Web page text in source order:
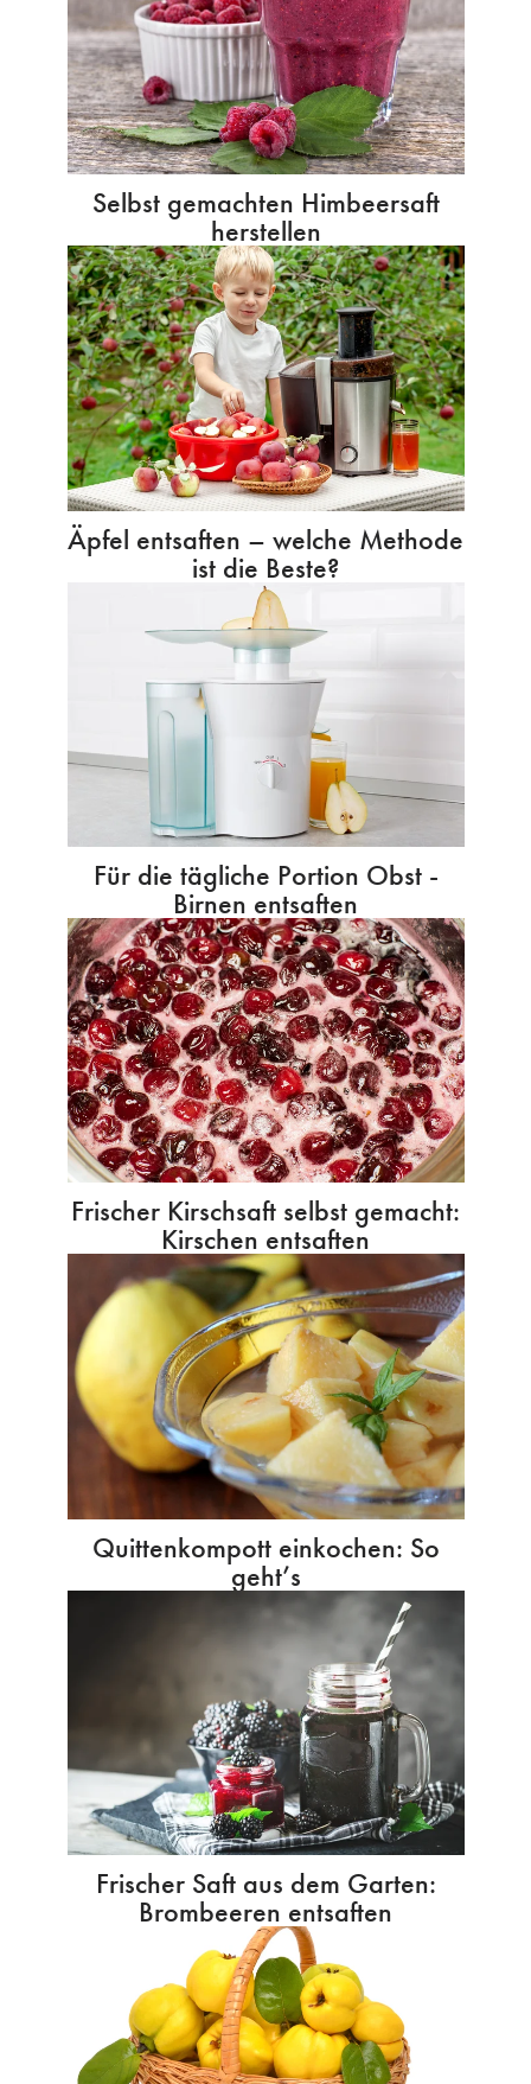
Selbst gemachten Himbeersaft
herstellen
Äpfel entsaften – welche Methode
ist die Beste?
Für die tägliche Portion Obst -
Birnen entsaften
Frischer Kirschsaft selbst gemacht:
Kirschen entsaften
Quittenkompott einkochen: So
geht’s
Frischer Saft aus dem Garten:
Brombeeren entsaften